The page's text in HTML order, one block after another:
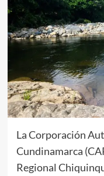
La Corporación
Cundinamarca
Regional